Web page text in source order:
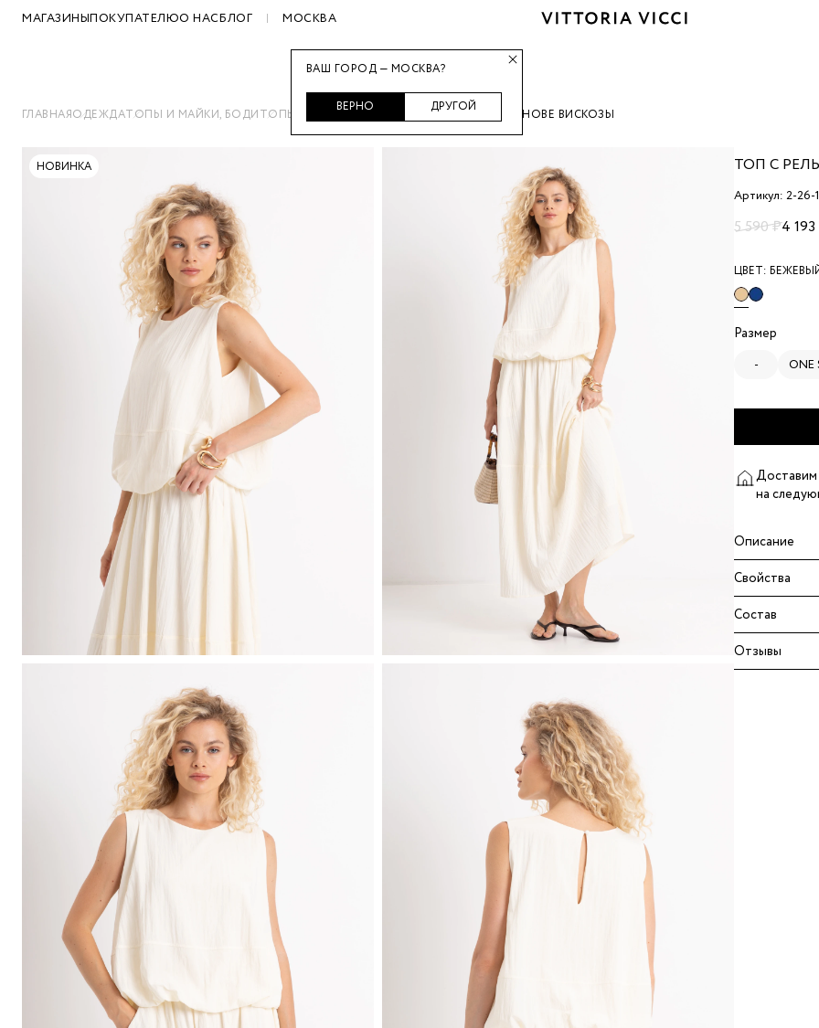
МАГАЗИНЫПОКУПАТЕЛЮО НАСБЛОГ МОСКВА
ГЛАВНАЯОДЕЖДАТОПЫ И МАЙКИ, БОДИТОПЫ ТОП С РЕЛЬЕФНОЙ ФАКТУРОЙ НА ОСНОВЕ ВИСКОЗЫ
НОВИНКА ТОП С
Артикул: 2-26-
5 590 ₽4
ЦВЕТ:
Размер
- ONE
Доставим
на
Описание
Свойства
Состав
Отзывы
ВАШ ГОРОД — МОСКВА?
ВЕРНО ДРУГОЙ